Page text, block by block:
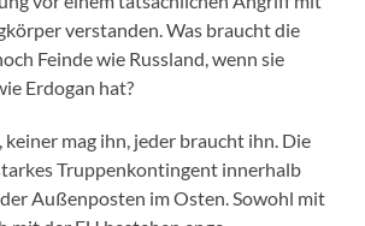
verstanden. Was braucht die
Feinde wie Russland, wenn sie
Erdogan hat?
mag ihn, jeder braucht ihn. Die
Truppenkontingent innerhalb
Außenposten im Osten. Sowohl mit